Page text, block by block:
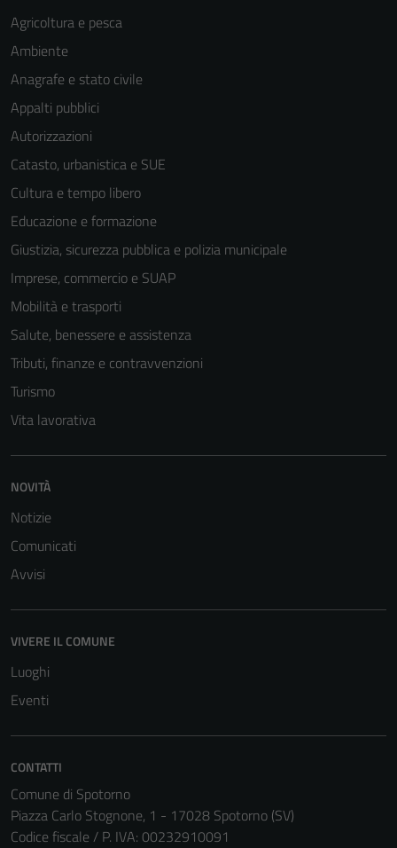
Agricoltura e pesca
Ambiente
Anagrafe e stato civile
Appalti pubblici
Autorizzazioni
Catasto, urbanistica e SUE
Cultura e tempo libero
Educazione e formazione
Giustizia, sicurezza pubblica e polizia municipale
Imprese, commercio e SUAP
Mobilità e trasporti
Salute, benessere e assistenza
Tributi, finanze e contravvenzioni
Turismo
Vita lavorativa
NOVITÀ
Notizie
Comunicati
Avvisi
VIVERE IL COMUNE
Luoghi
Eventi
CONTATTI
Comune di Spotorno
Piazza Carlo Stognone, 1 - 17028 Spotorno (SV)
Codice fiscale / P. IVA: 00232910091